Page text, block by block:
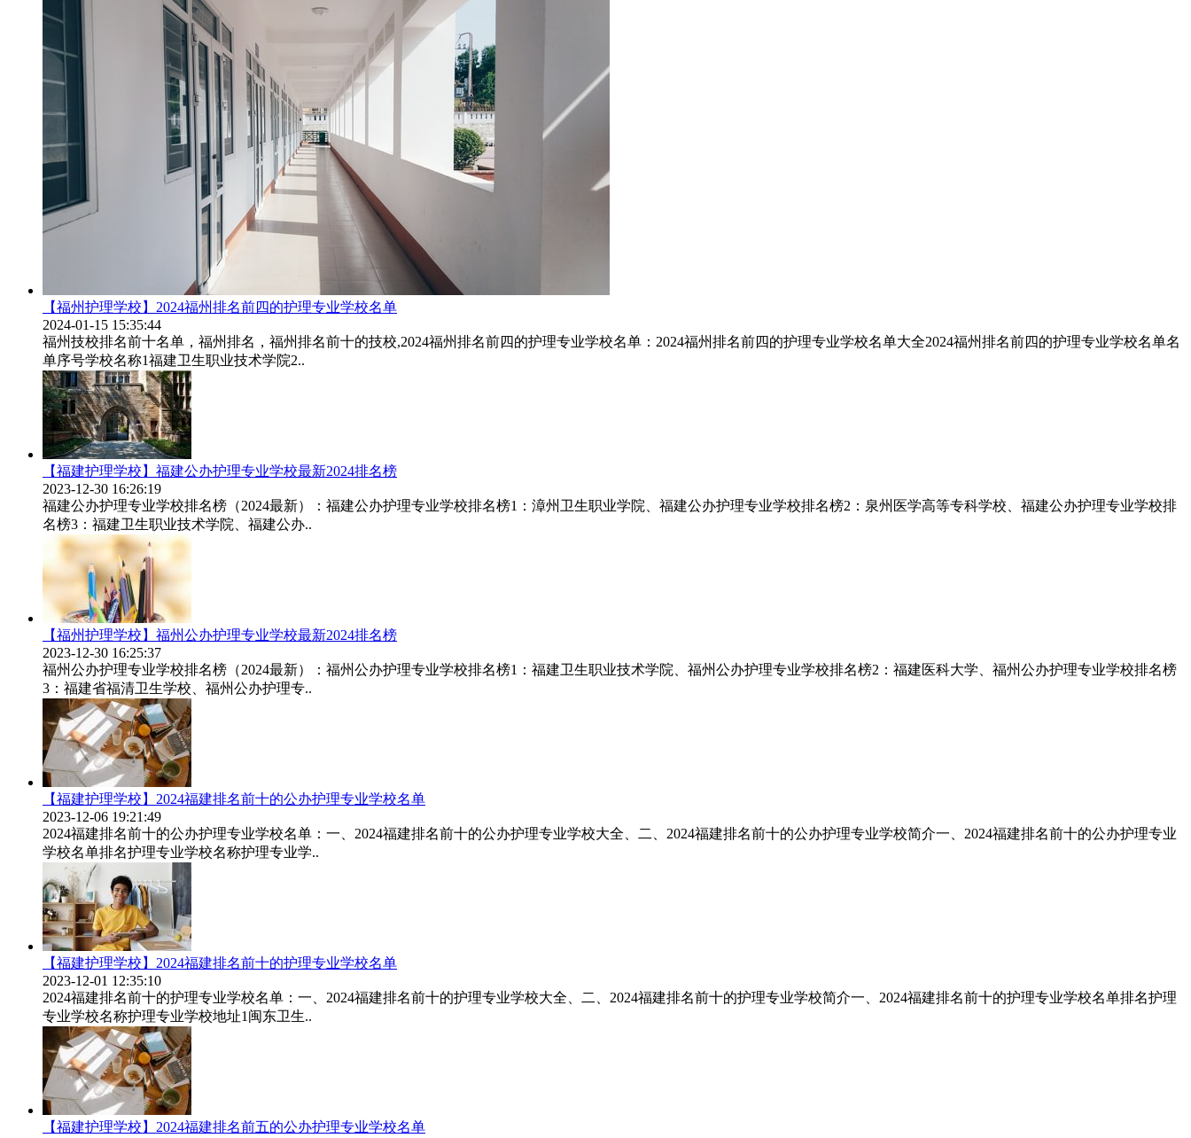
【福州护理学校】2024福州排名前四的护理专业学校名单
2024-01-15 15:35:44
福州技校排名前十名单，福州排名，福州排名前十的技校,2024福州排名前四的护理专业学校名单：2024福州排名前四的护理专业学校名单大全2024福州排名前四的护理专业学校名单名
单序号学校名称1福建卫生职业技术学院2..
【福建护理学校】福建公办护理专业学校最新2024排名榜
2023-12-30 16:26:19
福建公办护理专业学校排名榜（2024最新）：福建公办护理专业学校排名榜1：漳州卫生职业学院、福建公办护理专业学校排名榜2：泉州医学高等专科学校、福建公办护理专业学校排
名榜3：福建卫生职业技术学院、福建公办..
【福州护理学校】福州公办护理专业学校最新2024排名榜
2023-12-30 16:25:37
福州公办护理专业学校排名榜（2024最新）：福州公办护理专业学校排名榜1：福建卫生职业技术学院、福州公办护理专业学校排名榜2：福建医科大学、福州公办护理专业学校排名榜
3：福建省福清卫生学校、福州公办护理专..
【福建护理学校】2024福建排名前十的公办护理专业学校名单
2023-12-06 19:21:49
2024福建排名前十的公办护理专业学校名单：一、2024福建排名前十的公办护理专业学校大全、二、2024福建排名前十的公办护理专业学校简介一、2024福建排名前十的公办护理专业
学校名单排名护理专业学校名称护理专业学..
【福建护理学校】2024福建排名前十的护理专业学校名单
2023-12-01 12:35:10
2024福建排名前十的护理专业学校名单：一、2024福建排名前十的护理专业学校大全、二、2024福建排名前十的护理专业学校简介一、2024福建排名前十的护理专业学校名单排名护理
专业学校名称护理专业学校地址1闽东卫生..
【福建护理学校】2024福建排名前五的公办护理专业学校名单